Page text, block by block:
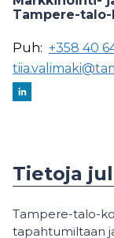
Tampere-
Puh: +358 40
Tietoja
Tampere-talo-
tapahtumiltaan